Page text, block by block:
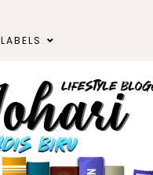
LABELS